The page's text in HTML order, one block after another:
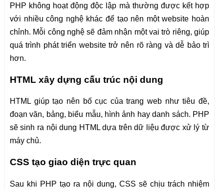
PHP không hoạt động độc lập mà thường được kết hợp
với nhiều công nghệ khác để tạo nên một website hoàn
chỉnh. Mỗi công nghệ sẽ đảm nhận một vai trò riêng, giúp
quá trình phát triển website trở nên rõ ràng và dễ bảo trì
hơn.
HTML xây dựng cấu trúc nội dung
HTML giúp tạo nên bố cục của trang web như tiêu đề,
đoạn văn, bảng, biểu mẫu, hình ảnh hay danh sách. PHP
sẽ sinh ra nội dung HTML dựa trên dữ liệu được xử lý từ
máy chủ.
CSS tạo giao diện trực quan
Sau khi PHP tạo ra nội dung, CSS sẽ chịu trách nhiệm